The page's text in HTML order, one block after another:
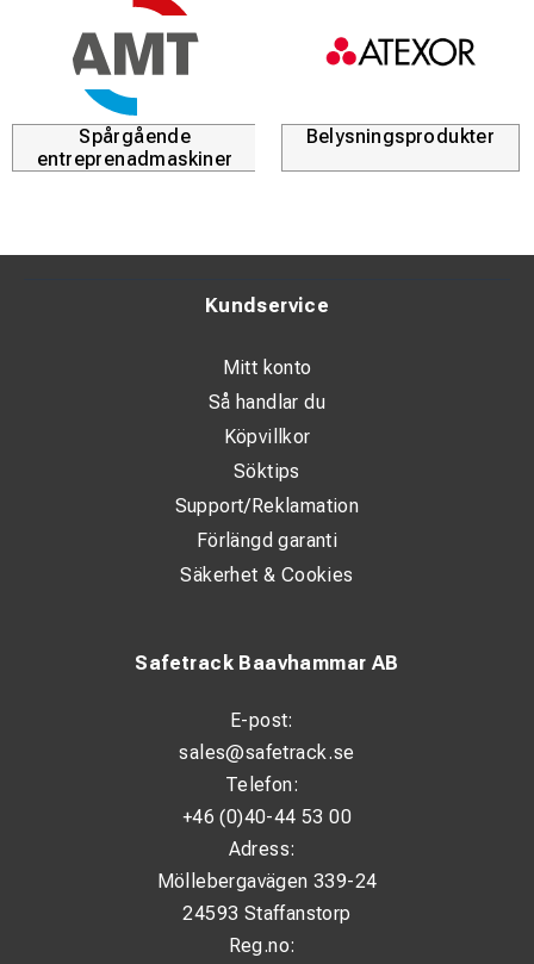
Spårgående
entreprenadmaskiner
Belysningsprodukter
Safetrack Baavhammar AB
E-post:
sales@safetrack.se
Telefon:
+46 (0)40-44 53 00
Adress:
Möllebergavägen 339-24
24593 Staffanstorp
Reg.no:
Kundservice
Mitt konto
Så handlar du
Köpvillkor
Söktips
Support/Reklamation
Förlängd garanti
Säkerhet & Cookies